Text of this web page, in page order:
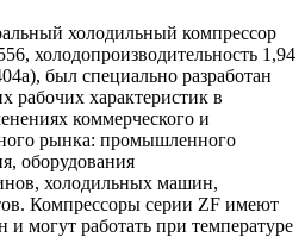
холодильный компрессор
холодопроизводительность 1,94
был специально разработан
рабочих характеристик в
коммерческого и
рынка: промышленного
оборудования
холодильных машин,
Компрессоры серии ZF имеют
могут работать при температуре